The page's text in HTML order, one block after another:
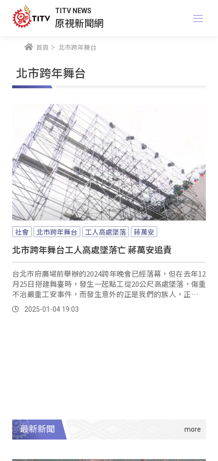
TITV NEWS
原視新聞網
首頁 北市跨年舞台
北市跨年舞台
社會 北市跨年舞台 工人高處墜落 蔣萬安
北市跨年舞台工人高處墜落亡 蔣萬安追責
台北市府廣場前舉辦的2024跨年晚會已經落幕，但在去年12
月25日搭建舞臺時，發生一起點工從20公尺高處墜落，傷重
不治嚴重工安事件，而發生意外的正是我們的族人，正是救
贖方舟的主唱拉外．阿利克，事發前還曾在網上透露新歌合
作，不料還沒來得及完成的理想意外就發生；家屬表示，相
2025-01-04 19:03
最新新聞